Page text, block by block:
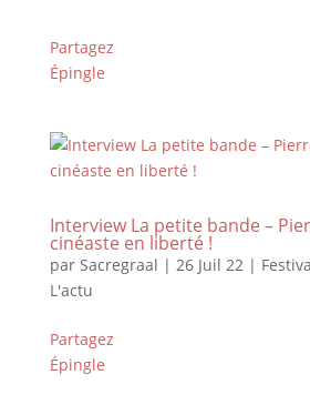
Partagez
Épingle
Interview La petite bande –
cinéaste en liberté !
par Sacregraal | 26 Juil 22|
L'actu
Partagez
Épingle